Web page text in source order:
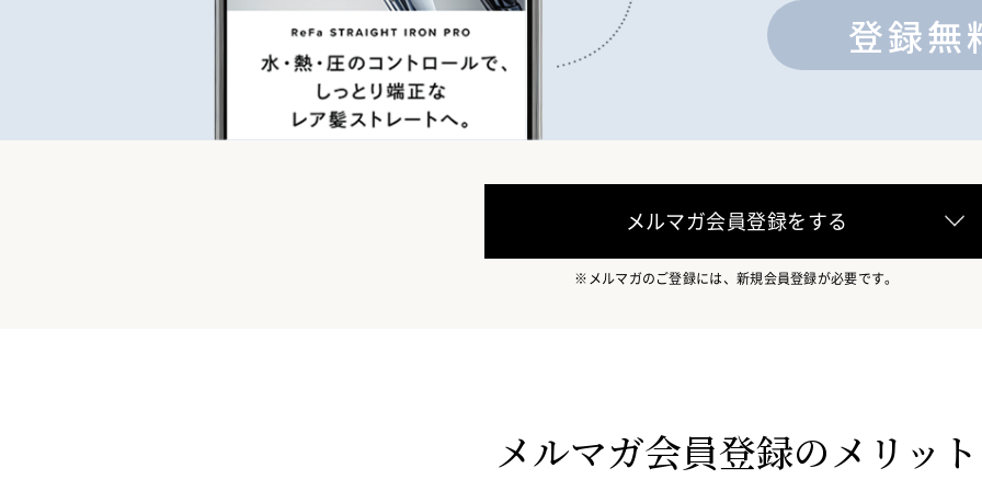
登録無
メルマガ会員登録をする
※メルマガのご登録には、新規会員登録が必要です。
メルマガ会員登録のメリット